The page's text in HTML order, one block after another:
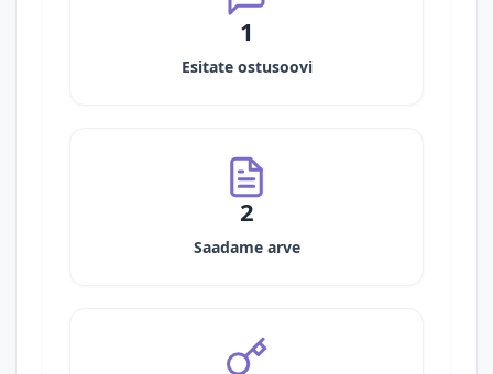
1
Esitate ostusoovi
2
Saadame arve